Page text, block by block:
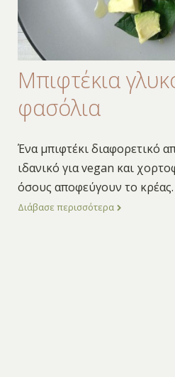
Μπιφτέκια
φασόλια
Ένα μπιφτέκι διαφορετικό
ιδανικό για vegan και
όσους αποφεύγουν το κρέας.
Διάβασε περισσότερα